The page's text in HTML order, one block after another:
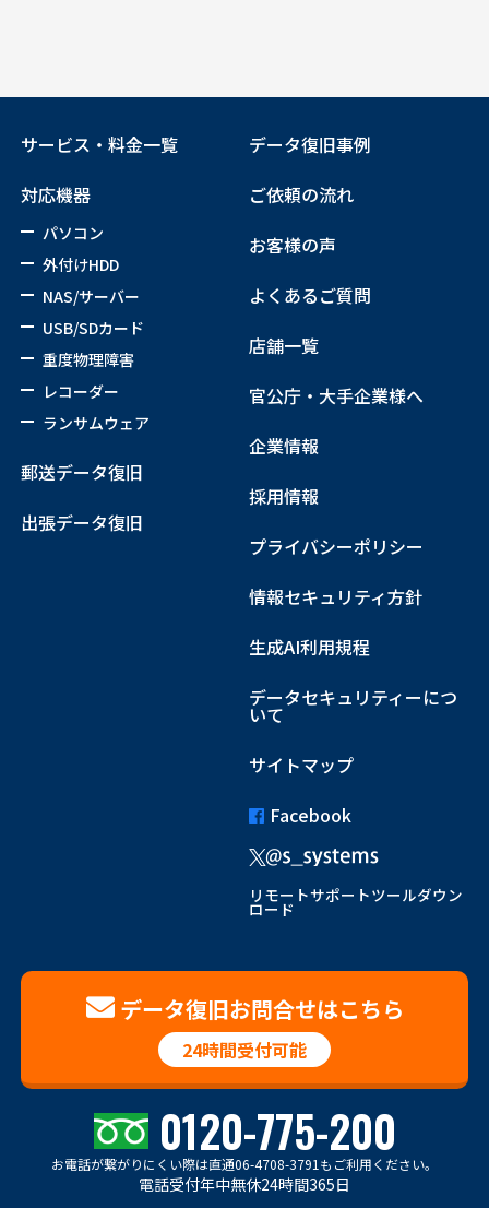
サービス・料金一覧
対応機器
パソコン
外付けHDD
NAS/サーバー
USB/SDカード
重度物理障害
レコーダー
ランサムウェア
郵送データ復旧
出張データ復旧
データ復旧事例
ご依頼の流れ
お客様の声
よくあるご質問
店舗一覧
官公庁・大手企業様へ
企業情報
採用情報
プライバシーポリシー
情報セキュリティ方針
生成AI利用規程
データセキュリティーにつ
いて
サイトマップ
Facebook
リモートサポートツールダウン
ロード
データ復旧お問合せはこちら
24時間受付可能
0120-775-200
お電話が繋がりにくい際は直通06-4708-3791もご利用ください。
電話受付年中無休24時間365日